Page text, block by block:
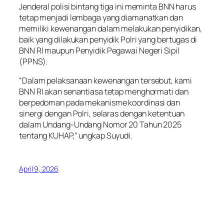
Jenderal polisi bintang tiga ini meminta BNN harus
tetap menjadi lembaga yang diamanatkan dan
memiliki kewenangan dalam melakukan penyidikan,
baik yang dilakukan penyidik Polri yang bertugas di
BNN RI maupun Penyidik Pegawai Negeri Sipil
(PPNS).
“Dalam pelaksanaan kewenangan tersebut, kami
BNN RI akan senantiasa tetap menghormati dan
berpedoman pada mekanisme koordinasi dan
sinergi dengan Polri, selaras dengan ketentuan
dalam Undang-Undang Nomor 20 Tahun 2025
tentang KUHAP,” ungkap Suyudi.
April 9, 2026